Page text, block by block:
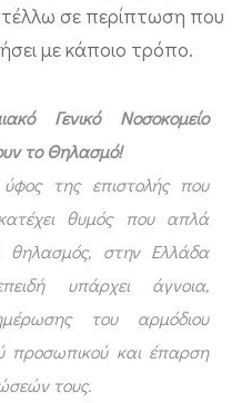
σε περίπτωση που
με κάποιο τρόπο.
Γενικό Νοσοκομείο
το Θηλασμό!
της επιστολής που
θυμός που απλά
στην Ελλάδα
υπάρχει άγνοια,
του αρμόδιου
προσωπικού και έπαρση
τους.